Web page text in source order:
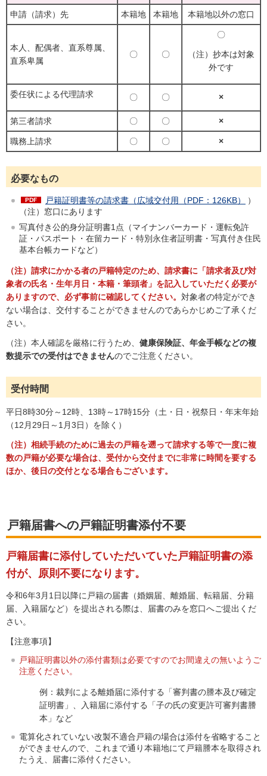
申請（請求）先 本籍地 本籍地 本籍地以外の窓口
本人、配偶者、直系尊属、
直系卑属
〇 〇
〇
（注）抄本は対象
外です
委任状による代理請求 〇 〇 ×
第三者請求 〇 〇 ×
職務上請求 〇 〇 ×
必要なもの
戸籍証明書等の請求書（広域交付用（PDF：126KB）
）
（注）窓口にあります
写真付き公的身分証明書1点（マイナンバーカード・運転免許
証・パスポート・在留カード・特別永住者証明書・写真付き住民
基本台帳カードなど）
（注）請求にかかる者の戸籍特定のため、請求書に「請求者及び対
象者の氏名・生年月日・本籍・筆頭者」を記入していただく必要が
ありますので、必ず事前に確認してください。 対象者の特定ができ
ない場合は、交付することができませんのであらかじめご了承くだ
さい。
（注）本人確認を厳格に行うため、 健康保険証、年金手帳などの複
数提示での受付はできませんのでご注意ください。
受付時間
平日8時30分～12時、13時～17時15分（土・日・祝祭日・年末年始
（12月29日～1月3日）を除く）
（注）相続手続のために過去の戸籍を遡って請求する等で一度に複
数の戸籍が必要な場合は、受付から交付までに非常に時間を要する
ほか、後日の交付となる場合もございます。
戸籍届書への戸籍証明書添付不要
戸籍届書に添付していただいていた戸籍証明書の添
付が、原則不要になります。
令和6年3月1日以降に戸籍の届書（婚姻届、離婚届、転籍届、分籍
届、入籍届など）を提出される際は、届書のみを窓口へご提出くだ
さい。
【注意事項】
戸籍証明書以外の添付書類は必要ですのでお間違えの無いようご
注意ください。
例：裁判による離婚届に添付する「審判書の謄本及び確定
証明書」、入籍届に添付する「子の氏の変更許可審判書謄
本」など
電算化されていない改製不適合戸籍の場合は添付を省略すること
ができませんので、これまで通り本籍地にて戸籍謄本を取得され
たうえ、届書に添付ください。